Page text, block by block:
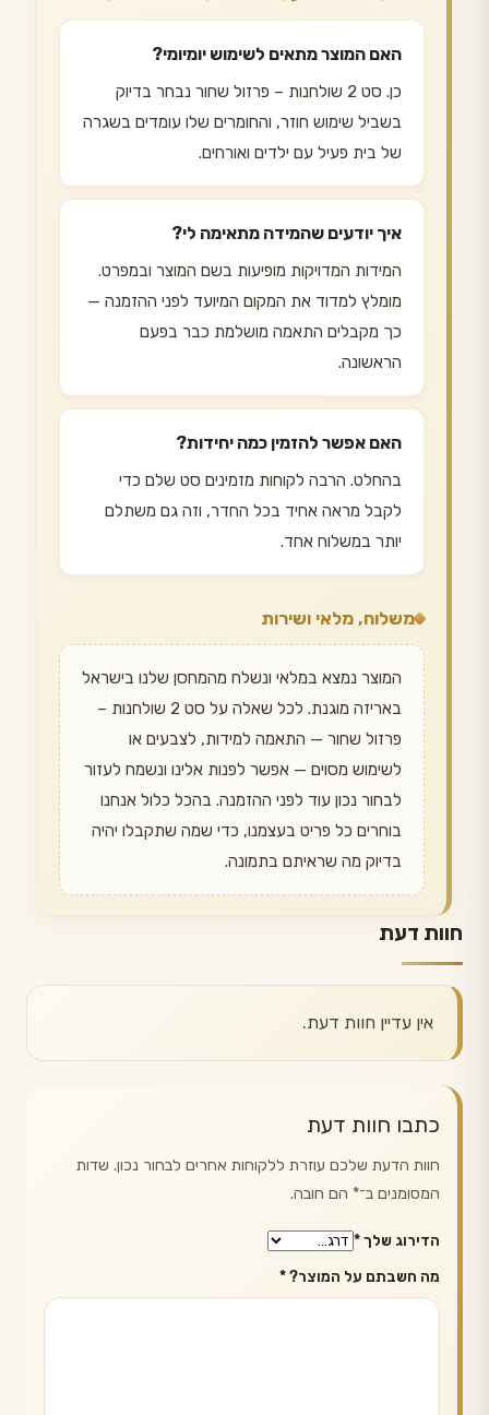
האם המוצר מתאים לשימוש יומיומי?
כן. סט 2 שולחנות – פרזול שחור נבחר בדיוק
בשביל שימוש חוזר, והחומרים שלו עומדים בשגרה
של בית פעיל עם ילדים ואורחים.
איך יודעים שהמידה מתאימה לי?
המידות המדויקות מופיעות בשם המוצר ובמפרט.
מומלץ למדוד את המקום המיועד לפני ההזמנה —
כך מקבלים התאמה מושלמת כבר בפעם
הראשונה.
האם אפשר להזמין כמה יחידות?
בהחלט. הרבה לקוחות מזמינים סט שלם כדי
לקבל מראה אחיד בכל החדר, וזה גם משתלם
יותר במשלוח אחד.
משלוח, מלאי ושירות
המוצר נמצא במלאי ונשלח מהמחסן שלנו בישראל
באריזה מוגנת. לכל שאלה על סט 2 שולחנות –
פרזול שחור — התאמה למידות, לצבעים או
לשימוש מסוים — אפשר לפנות אלינו ונשמח לעזור
לבחור נכון עוד לפני ההזמנה. בהכל כלול אנחנו
בוחרים כל פריט בעצמנו, כדי שמה שתקבלו יהיה
בדיוק מה שראיתם בתמונה.
חוות דעת
אין עדיין חוות דעת.
כתבו חוות דעת
חוות הדעת שלכם עוזרת ללקוחות אחרים לבחור נכון. שדות
המסומנים ב־* הם חובה.
הדירוג שלך*
מה חשבתם על המוצר?*